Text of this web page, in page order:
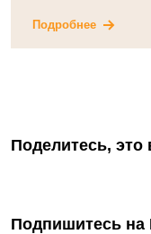
Подробнее
Поделитесь, это
Подпишитесь на